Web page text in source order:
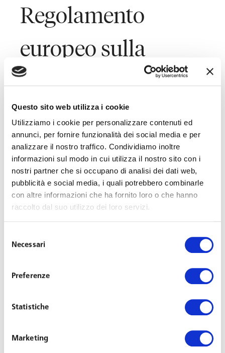
Questo sito web utilizza i cookie
Utilizziamo i cookie per personalizzare contenuti ed
annunci, per fornire funzionalità dei social media e per
analizzare il nostro traffico. Condividiamo inoltre
informazioni sul modo in cui utilizza il nostro sito con i
nostri partner che si occupano di analisi dei dati web,
pubblicità e social media, i quali potrebbero combinarle
con altre informazioni che ha fornito loro o che hanno
raccolto dal suo utilizzo dei loro servizi.
delNecessari
Preferenze
Statistiche
Marketing
Regolamento
europeo sulla
privacy a
Confindustria
Bergamo
Last Updated on Novembre 14, 2017
Bergamo, 14/11/2017. Confindustria Bergamo
Regolamento europeo sulla protezione dei dati
GDPR a soli sei mesi dalla sua efficacia, il
25 maggio
dell’Unione Europea.
avvocato Paola Pucci
, partner di Toffoletto De Luca
Tamajo e responsabile della task force specializzata in